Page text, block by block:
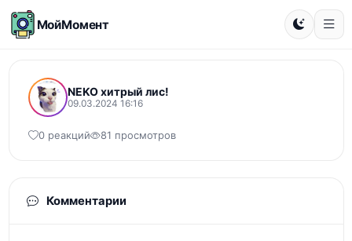
МойМомент
NEKO хитрый лис!
09.03.2024 16:16
0 реакций 81 просмотров
Комментарии